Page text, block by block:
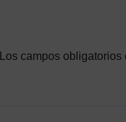
Los campos